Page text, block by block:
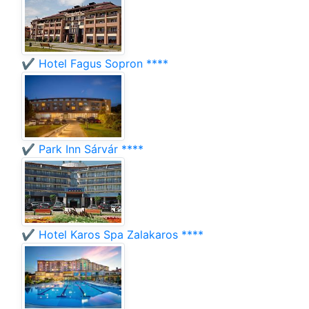
✔️ Hotel Fagus Sopron ****
✔️ Park Inn Sárvár ****
✔️ Hotel Karos Spa Zalakaros ****